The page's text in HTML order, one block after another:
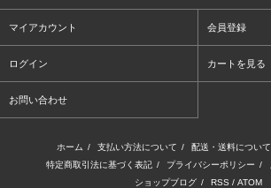
マイアカウント 会員登録
ログイン カートを見る
お問い合わせ
ホーム / 支払い方法について / 配送・送料について
特定商取引法に基づく表記 / プライバシーポリシー /
ショップブログ / RSS / ATOM